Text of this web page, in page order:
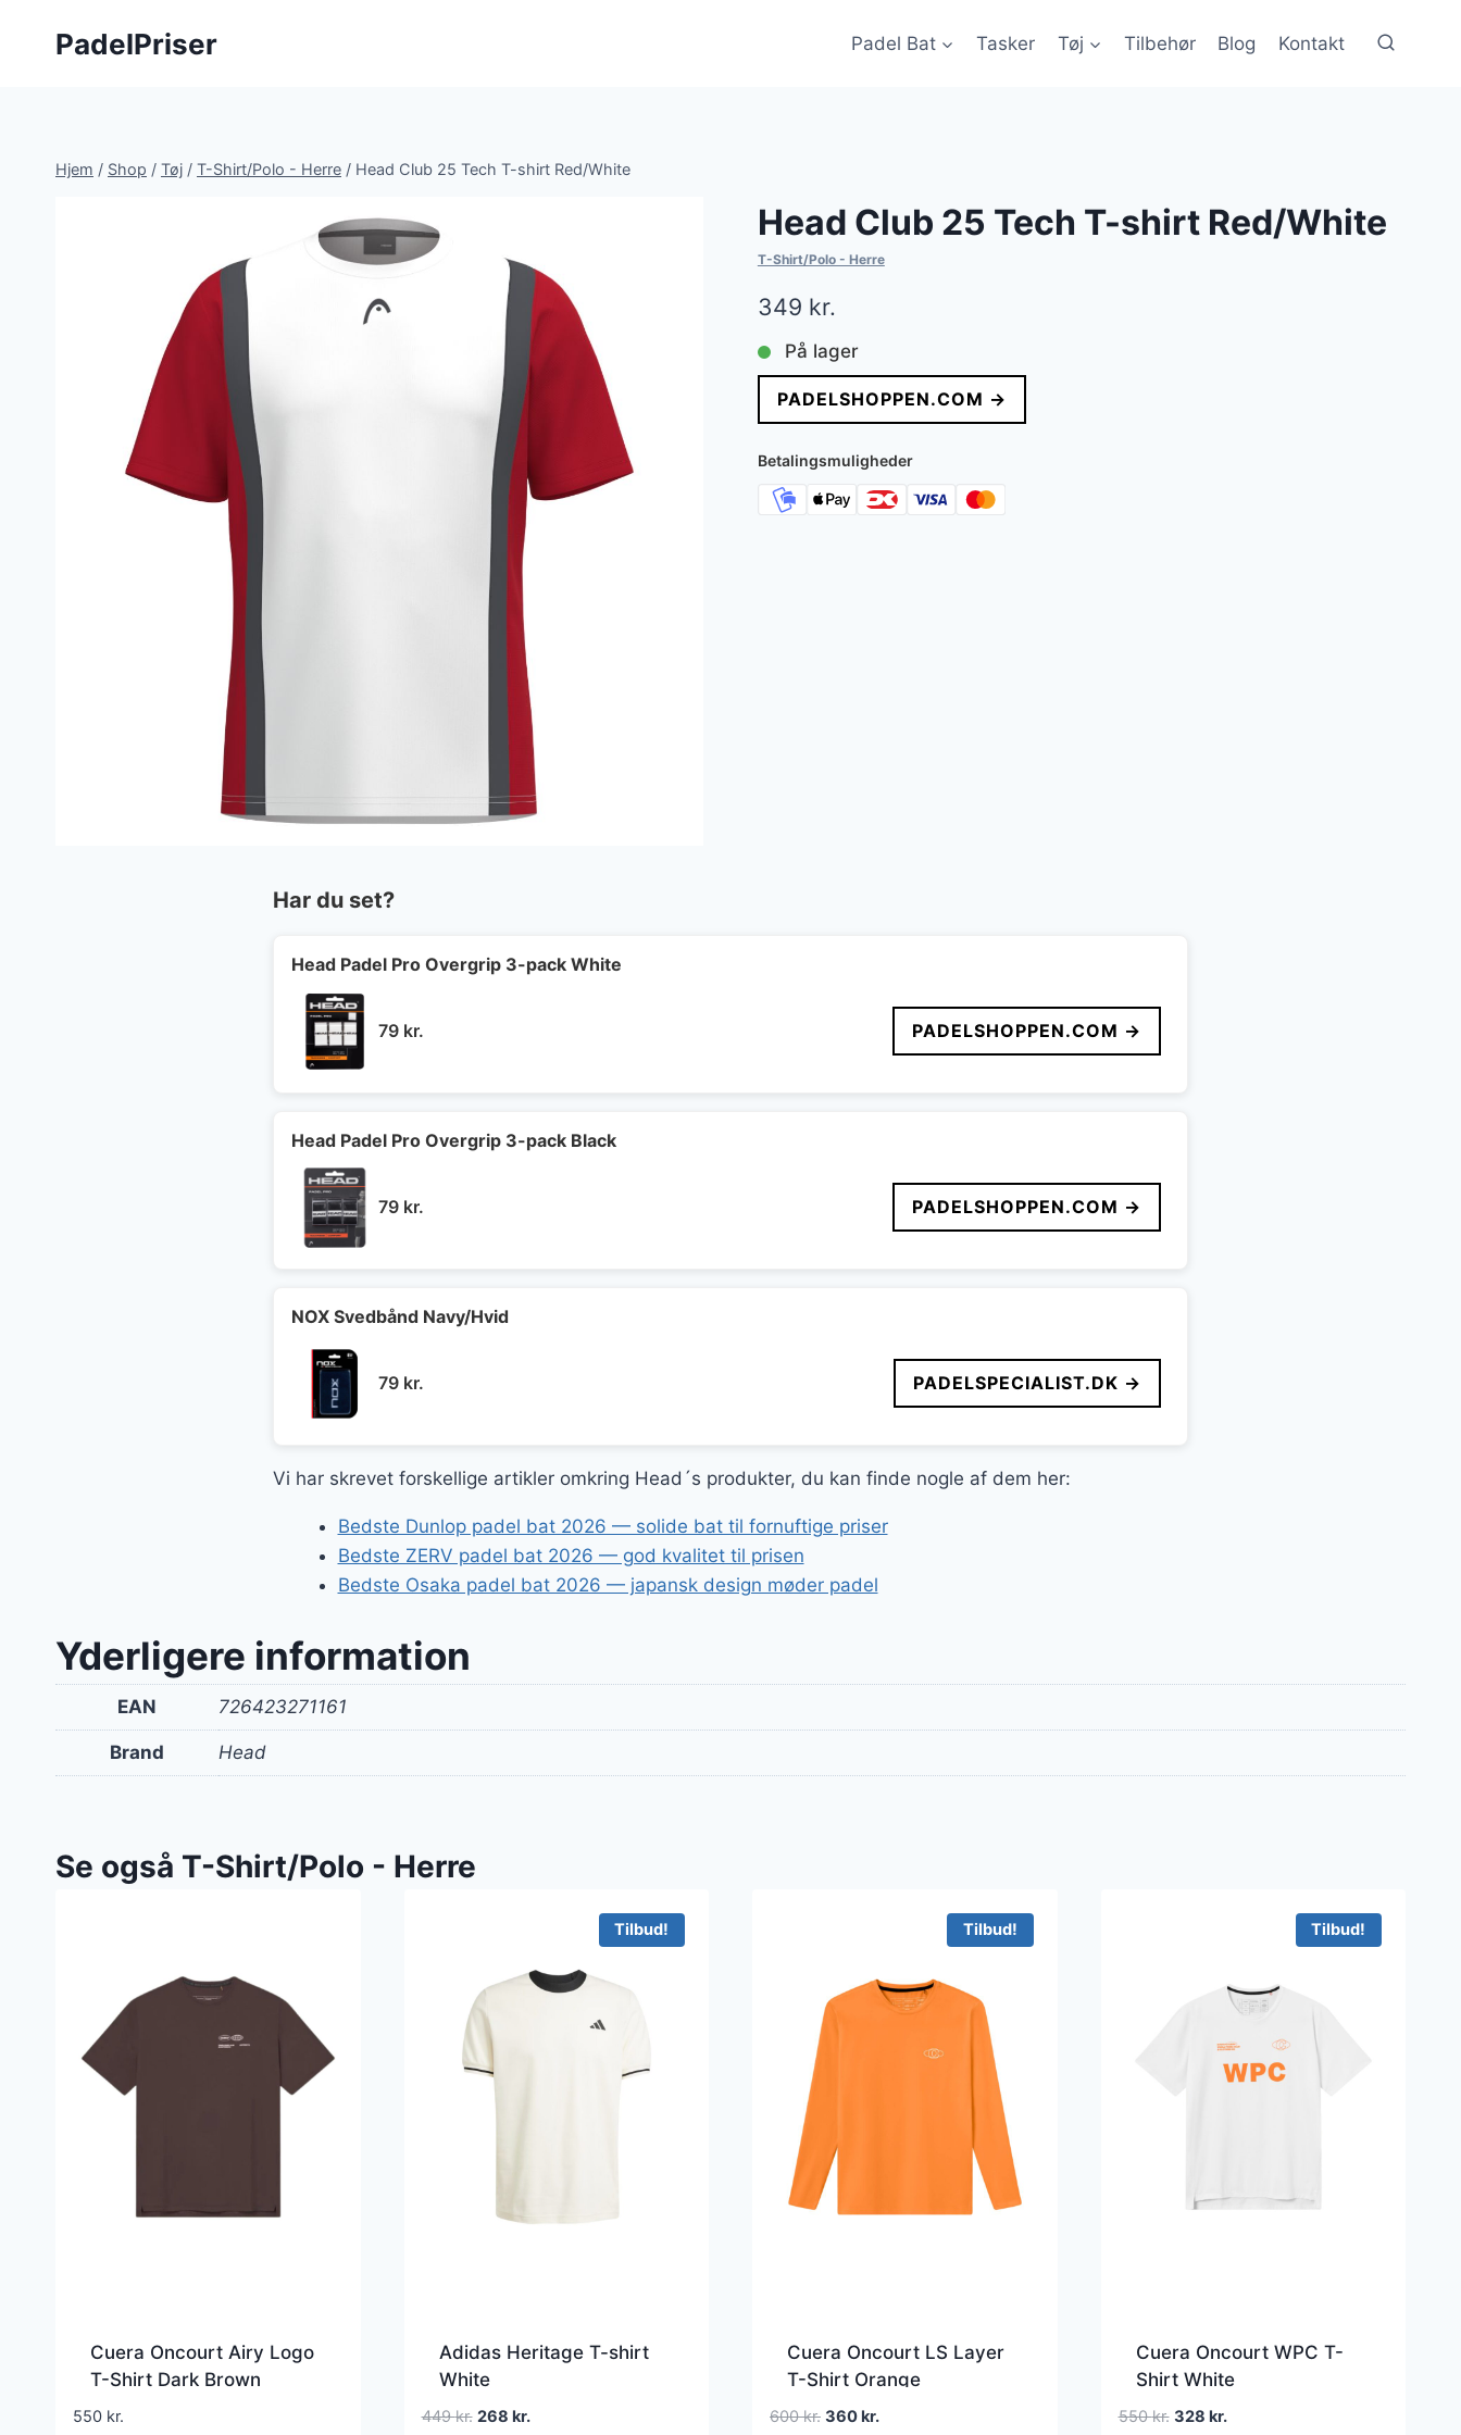
PadelPriser Padel Bat Tasker Tøj Tilbehør Blog Kontakt
Hjem / Shop / Tøj / T-Shirt/Polo - Herre / Head Club 25 Tech T-shirt Red/White
Head Club 25 Tech T-shirt Red/White
T-Shirt/Polo - Herre
349 kr.
På lager
PADELSHOPPEN.COM →
Betalingsmuligheder
Har du set?
Head Padel Pro Overgrip 3-pack White
79 kr. PADELSHOPPEN.COM →
Head Padel Pro Overgrip 3-pack Black
79 kr. PADELSHOPPEN.COM →
NOX Svedbånd Navy/Hvid
79 kr. PADELSPECIALIST.DK →
Vi har skrevet forskellige artikler omkring Head´s produkter, du kan finde nogle af dem her:
Bedste Dunlop padel bat 2026 — solide bat til fornuftige priser
Bedste ZERV padel bat 2026 — god kvalitet til prisen
Bedste Osaka padel bat 2026 — japansk design møder padel
Yderligere information
EAN 726423271161
Brand Head
Se også T-Shirt/Polo - Herre
Cuera Oncourt Airy Logo
T-Shirt Dark Brown
550 kr.
Tilbud!
Adidas Heritage T-shirt
White
449kr. Den
268 kr.Den
Tilbud!
Cuera Oncourt LS Layer
T-Shirt Orange
600kr. Den
360kr.Den
Tilbud!
Cuera Oncourt WPC T-
Shirt White
550kr. Den
328 kr.Den